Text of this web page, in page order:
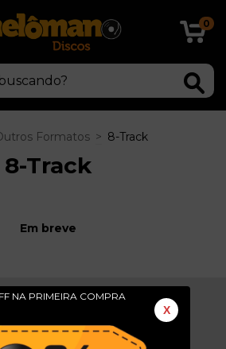
NA PRIMEIRA COMPRA
X
0
Formatos > 8-Track
8-Track
Em breve
Sobre Nós